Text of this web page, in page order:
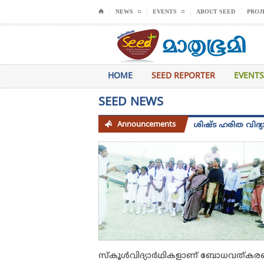
⌂ NEWS EVENTS ABOUT SEED
HOME SEED REPORTER EVENTS
SEED NEWS
Announcements
സീഡ് 2025 -26 അധ്യായന വർഷത്തെ വിശിഷ്ട ഹരിത
സ്കൂൾവിദ്യാർഥികളാണ്